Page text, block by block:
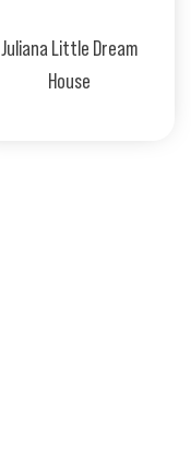
Juliana Little Dream
House